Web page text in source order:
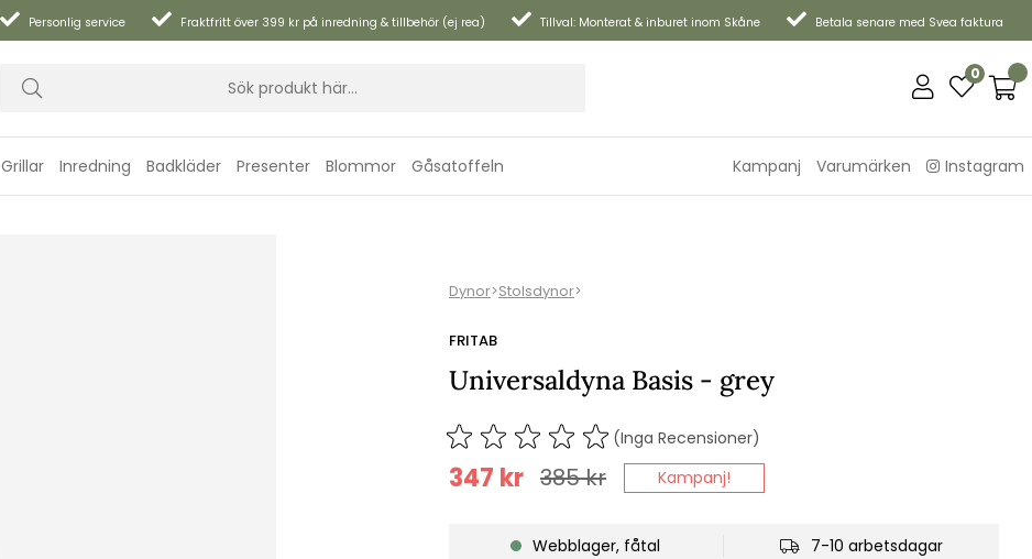
Personlig service Fraktfritt över 399 kr på inredning & tillbehör (ej rea) Tillval: Monterat & inburet inom Skåne Betala senare med Svea faktura
0
Grillar Inredning Badkläder Presenter Blommor Gåsatoffeln Kampanj Varumärken Instagram
Dynor>Stolsdynor>
FRITAB
Universaldyna Basis - grey
(Inga Recensioner)
385kr
347 kr Kampanj!
Webblager, fåtal 7-10 arbetsdagar